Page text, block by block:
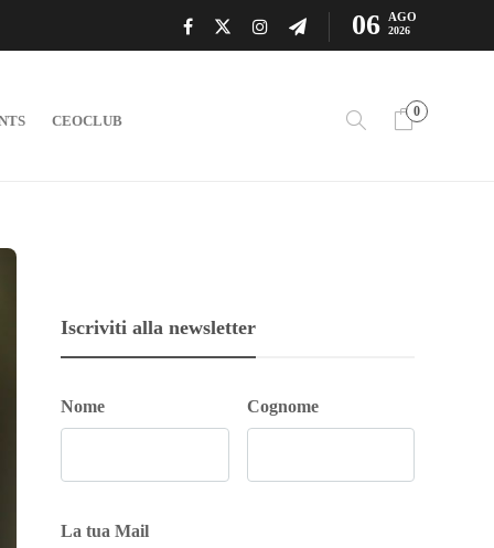
06 AGO
2026
CEOCLUB
0
Iscriviti alla newsletter
Nome Cognome
La tua Mail